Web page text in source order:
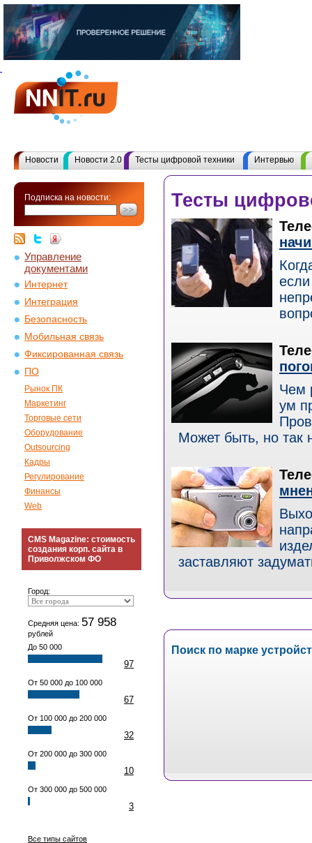
Новости Новости 2.0 Тесты цифровой техники Интервью
Подписка на новости:
Управление
документами
Интернет
Интеграция
Безопасность
Мобильная связь
Фиксированная связь
ПО
Рынок ПК
Маркетинг
Торговые сети
Оборудование
Outsourcing
Кадры
Регулирование
Финансы
Web
CMS Magazine: стоимость
создания корп. сайта в
Приволжском ФО
Город:
Средняя цена: 57 958
рублей
До 50 000
97
От 50 000 до 100 000
67
От 100 000 до 200 000
32
От 200 000 до 300 000
10
От 300 000 до 500 000
3
Все типы сайтов
Тесты
Чем
ум
Может быть, но так
заставляют
Поиск по марке